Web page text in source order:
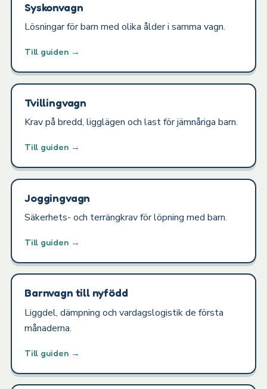
Syskonvagn
Lösningar för barn med olika ålder i samma vagn.
Till guiden →
Tvillingvagn
Krav på bredd, ligglägen och last för jämnåriga barn.
Till guiden →
Joggingvagn
Säkerhets- och terrängkrav för löpning med barn.
Till guiden →
Barnvagn till nyfödd
Liggdel, dämpning och vardagslogistik de första
månaderna.
Till guiden →